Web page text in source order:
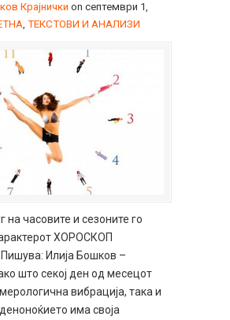
Крајнички on септември 1,
, ТЕКСТОВИ И АНАЛИЗИ
на часовите и сезоните го
ХОРОСКОП
Илија Бошков –
што секој ден од месецот
вибрација, така и
има своја